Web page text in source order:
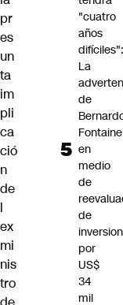
pr
es
un
ta
im
pli
ca
ció
n
de
l
ex
mi
nis
tro
"cuatro
años
difíciles":
La
de
Fontaine
en
medio
de
de
por
US$
34
mil